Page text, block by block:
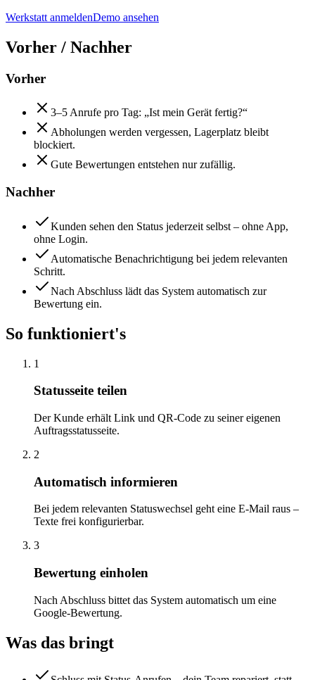
Werkstatt anmeldenDemo ansehen
Vorher / Nachher
Vorher
3–5 Anrufe pro Tag: „Ist mein Gerät fertig?“
Abholungen werden vergessen, Lagerplatz bleibt
blockiert.
Gute Bewertungen entstehen nur zufällig.
Nachher
Kunden sehen den Status jederzeit selbst – ohne App,
ohne Login.
Automatische Benachrichtigung bei jedem relevanten
Schritt.
Nach Abschluss lädt das System automatisch zur
Bewertung ein.
So funktioniert's
1
Statusseite teilen
Der Kunde erhält Link und QR-Code zu seiner eigenen
Auftragsstatusseite.
2
Automatisch informieren
Bei jedem relevanten Statuswechsel geht eine E-Mail raus –
Texte frei konfigurierbar.
3
Bewertung einholen
Nach Abschluss bittet das System automatisch um eine
Google-Bewertung.
Was das bringt